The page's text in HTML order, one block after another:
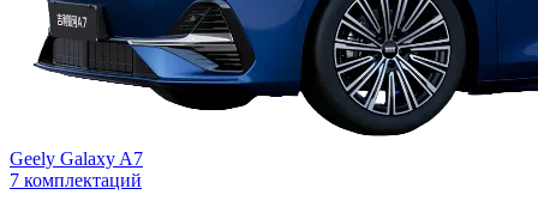
Geely Galaxy A7
7 комплектаций